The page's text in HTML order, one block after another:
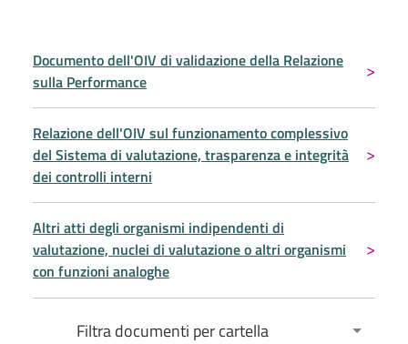
Documento dell'OIV di validazione della Relazione
sulla Performance
Relazione dell'OIV sul funzionamento complessivo
del Sistema di valutazione, trasparenza e integrità
dei controlli interni
Altri atti degli organismi indipendenti di
valutazione, nuclei di valutazione o altri organismi
con funzioni analoghe
Filtra documenti per cartella
Filtra documenti per cartella